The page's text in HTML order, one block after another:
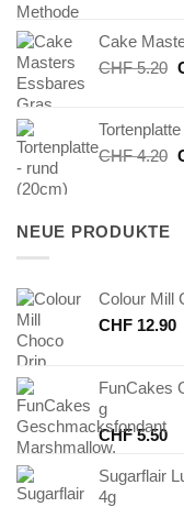
Cake
CHF5.20
CHF4.20
NEUE PRODUKTE
Colour Mill
CHF 12.90
FunCakes
g
CHF5.50
Sugarflair
4g